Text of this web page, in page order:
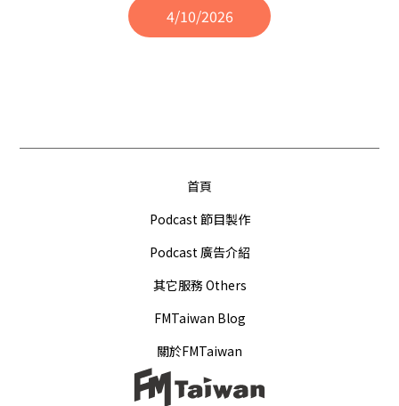
4/10/2026
首頁
Podcast 節目製作
Podcast 廣告介紹
其它服務 Others
FMTaiwan Blog
關於FMTaiwan